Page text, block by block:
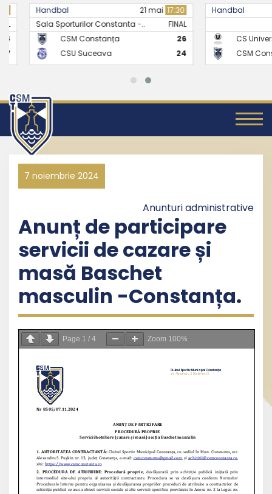
Handbal 21 mai 17:30
Sala Sporturilor Constanta -..
CSM Constanța
CSU Suceava
Handbal
CS
CSM
7 noiembrie 2024
Anunturi administrative
Anunț de participare
servicii de cazare și
masă Baschet
masculin -Constanța.
Page 1 / 4 Zoom 100%